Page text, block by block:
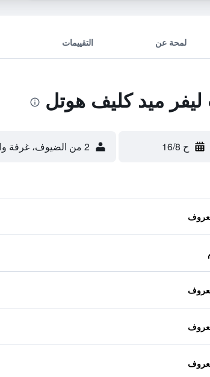
لمحة عن التقييمات
ميد كليف هوتل
ح 16/8 2 من الضيوف، غرفة واحدة